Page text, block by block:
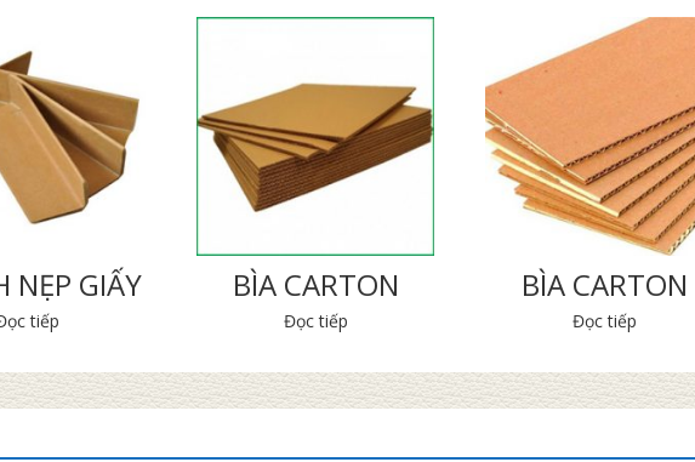
NẸP GIẤY
tiếp
BÌA CARTON
Đọc tiếp
BÌA CARTON
Đọc tiếp